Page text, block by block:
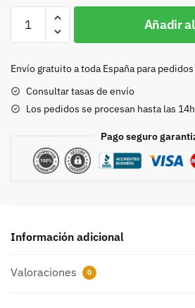
20mm
8436
Añadir
Envío gratuito a toda España para pedidos
Consultar tasas de envío
Los pedidos se procesan hasta las 14h
Pago seguro
Información adicional
Valoraciones 0